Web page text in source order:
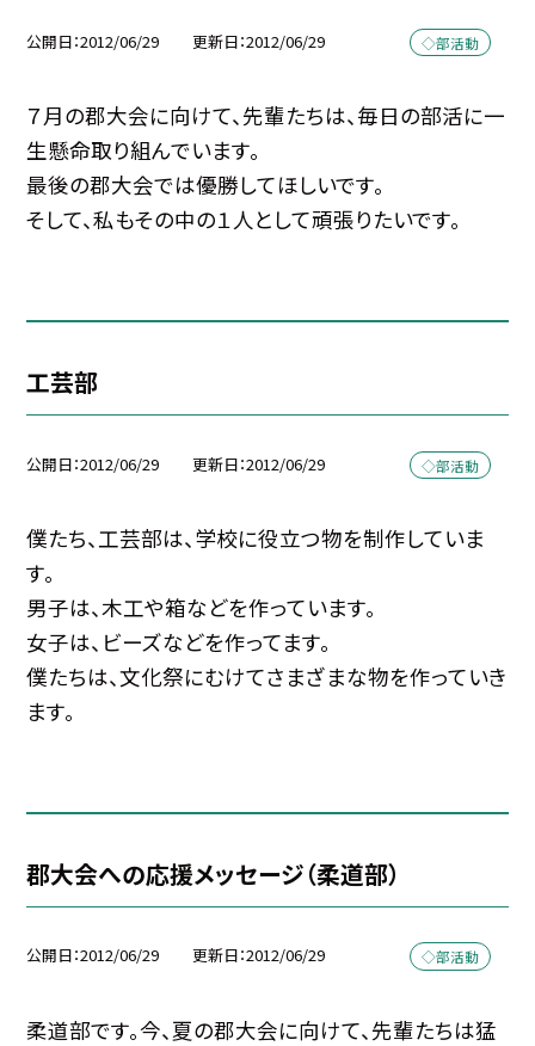
公開日 2012/06/29 更新日 2012/06/29 ◇部活動
７月の郡大会に向けて、先輩たちは、毎日の部活に一
生懸命取り組んでいます。
最後の郡大会では優勝してほしいです。
そして、私もその中の１人として頑張りたいです。
工芸部
公開日 2012/06/29 更新日 2012/06/29 ◇部活動
僕たち、工芸部は、学校に役立つ物を制作していま
す。
男子は、木工や箱などを作っています。
女子は、ビーズなどを作ってます。
僕たちは、文化祭にむけてさまざまな物を作っていき
ます。
郡大会への応援メッセージ（柔道部）
公開日 2012/06/29 更新日 2012/06/29 ◇部活動
柔道部です。今、夏の郡大会に向けて、先輩たちは猛